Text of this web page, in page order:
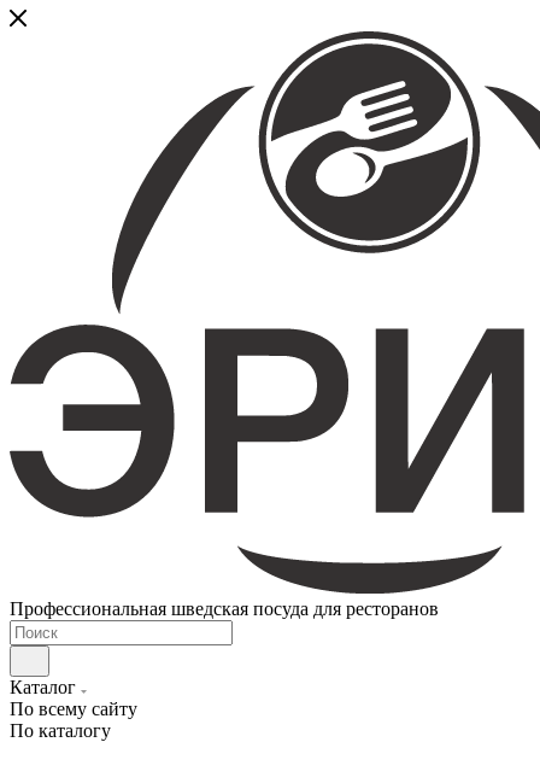
Профессиональная шведская посуда для ресторанов
Каталог
По всему сайту
По каталогу